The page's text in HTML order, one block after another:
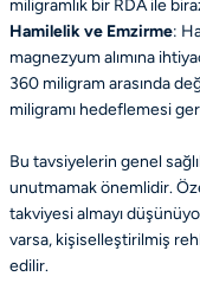
miligramlık bir RDA ile
Hamilelik ve Emzirme:
magnezyum alımına
360 miligram arasında
miligramı hedeflemesi
Bu tavsiyelerin genel
unutmamak önemlidir.
takviyesi almayı
varsa, kişiselleştirilmiş
edilir.